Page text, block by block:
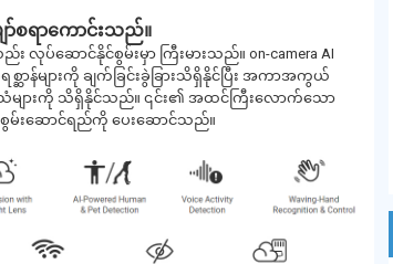
စရာကောင်းသည်။
ဆောင်နိုင်စွမ်းမှာ ကြီးမားသည်။ on-camera AI
စ္ဆာန်များကို ချက်ခြင်းခွဲခြားသိရှိနိုင်ပြီး အကာအကွယ်
ားကို သိရှိနိုင်သည်။ ၎င်း၏ အထင်ကြီးလောက်သော
ဆောင်ရည်ကို ပေးဆောင်သည်။